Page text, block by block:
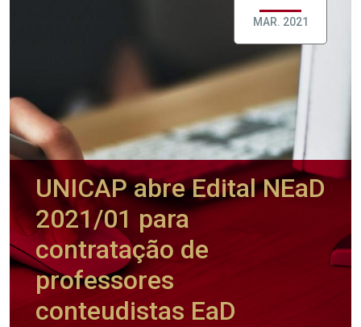
MAR. 2021
UNICAP abre Edital NEaD
2021/01 para
contratação de
professores
conteudistas EaD